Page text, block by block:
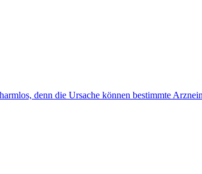
denn die Ursache können bestimmte